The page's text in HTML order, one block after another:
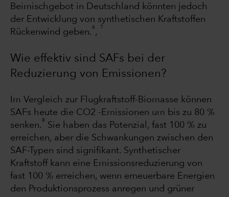
Beimischgebot in Deutschland könnten jedoch
der Entwicklung von synthetischen Kraftstoffen
Rückenwind geben.
6
,
7
Wie effektiv sind SAFs bei der
Reduzierung von Emissionen?
Im Vergleich zur Flugkraftstoff-Biomasse können
SAFs heute die CO2 -Emissionen um bis zu 80 %
senken.
8
Sie haben das Potenzial, fast 100 % zu
erreichen, aber die Schwankungen zwischen den
SAF-Typen sind signifikant. Synthetischer
Kraftstoff kann eine Emissionsreduzierung von
fast 100 % erreichen, wenn erneuerbare Energien
den Produktionsprozess anregen und grüner